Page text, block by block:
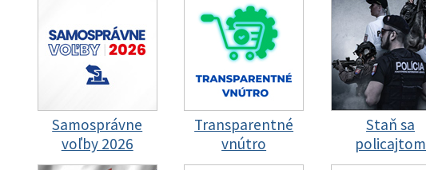
Samosprávne
voľby 2026
Transparentné
vnútro
Staň sa
policajtom